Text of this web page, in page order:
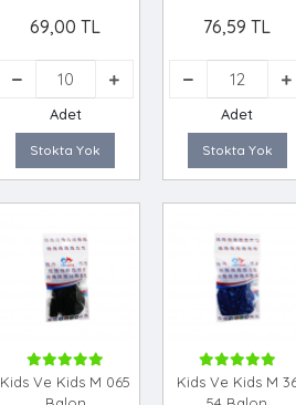
69,00 TL
Adet
Stokta Yok
76,59 TL
Adet
Stokta Yok
Kids Ve Kids M 065
Kids Ve Kids M